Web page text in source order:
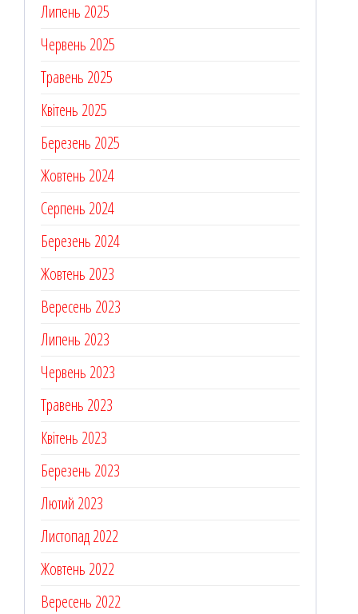
Липень 2025
Червень 2025
Травень 2025
Квітень 2025
Березень 2025
Жовтень 2024
Серпень 2024
Березень 2024
Жовтень 2023
Вересень 2023
Липень 2023
Червень 2023
Травень 2023
Квітень 2023
Березень 2023
Лютий 2023
Листопад 2022
Жовтень 2022
Вересень 2022